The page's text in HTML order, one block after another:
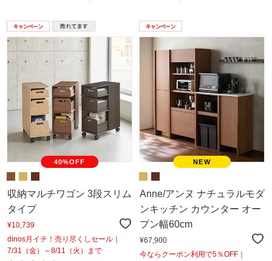
40%OFF
収納マルチワゴン 3段スリム
タイプ
¥10,739
dinos月イチ！売り尽くしセール｜
7/31（金）～8/11（火）まで
Anne/アンヌ ナチュラルモダ
ンキッチン カウンター オー
プン幅60cm
¥67,900
今ならクーポン利用で5％OFF｜